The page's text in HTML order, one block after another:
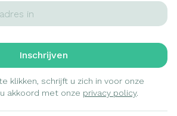
Inschrijven
klikken, schrijft u zich in voor onze
akkoord met onze privacy policy.